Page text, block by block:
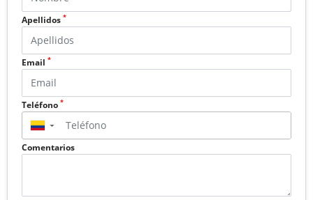
Apellidos *
Email *
Teléfono *
▼
Comentarios